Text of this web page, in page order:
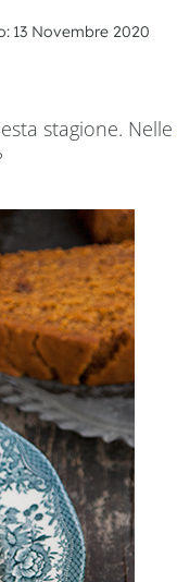
13 Novembre 2020
stagione. Nelle